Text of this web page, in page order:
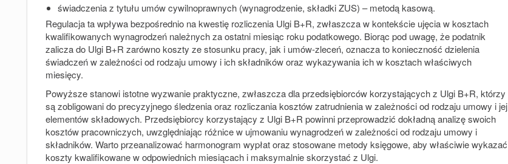
świadczenia z tytułu umów cywilnoprawnych (wynagrodzenie, składki ZUS) – metodą kasową.
Regulacja ta wpływa bezpośrednio na kwestię rozliczenia Ulgi B+R, zwłaszcza w kontekście ujęcia w kosztach
kwalifikowanych wynagrodzeń należnych za ostatni miesiąc roku podatkowego. Biorąc pod uwagę, że podatnik
zalicza do Ulgi B+R zarówno koszty ze stosunku pracy, jak i umów-zleceń, oznacza to konieczność dzielenia
świadczeń w zależności od rodzaju umowy i ich składników oraz wykazywania ich w kosztach właściwych
miesięcy.
Powyższe stanowi istotne wyzwanie praktyczne, zwłaszcza dla przedsiębiorców korzystających z Ulgi B+R, którzy
są zobligowani do precyzyjnego śledzenia oraz rozliczania kosztów zatrudnienia w zależności od rodzaju umowy i jej
elementów składowych. Przedsiębiorcy korzystający z Ulgi B+R powinni przeprowadzić dokładną analizę swoich
kosztów pracowniczych, uwzględniając różnice w ujmowaniu wynagrodzeń w zależności od rodzaju umowy i
składników. Warto przeanalizować harmonogram wypłat oraz stosowane metody księgowe, aby właściwie wykazać
koszty kwalifikowane w odpowiednich miesiącach i maksymalnie skorzystać z Ulgi.